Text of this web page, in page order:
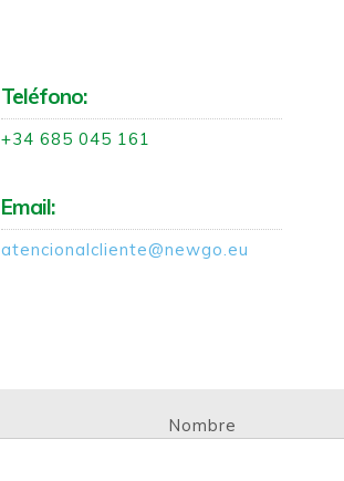
Teléfono:
+34 685 045 161
Email:
atencionalcliente@newgo.eu
Nombre